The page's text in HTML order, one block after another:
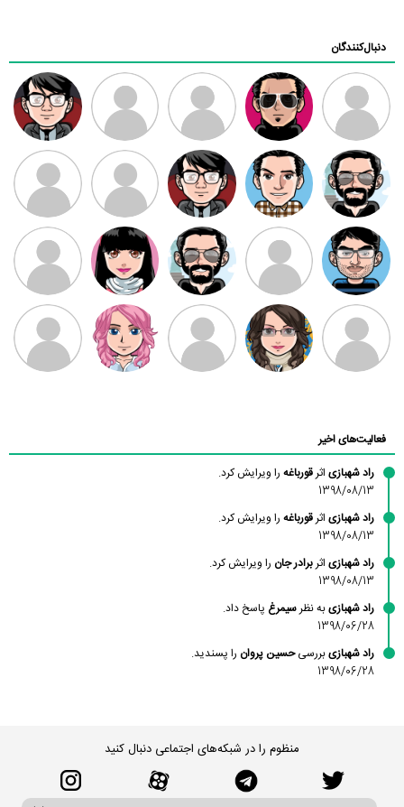
دنبال‌کنندگان
ممدرضا رضا کاظمی زهرا ~ ابتین
سید محمد
موسوی
مهدی فرهمند مهدی سلطانی داود رضیی
طرفدار میلی
بابی براون
کیوان کیانی
سامان راحمی امیردلتا امیروو ملیکا منتظری عارفه داستانپور
فعالیت‌های اخیر
راد شهبازی اثرقورباغه را ویرایش کرد.
1398/08/13
راد شهبازی اثرقورباغه را ویرایش کرد.
1398/08/13
راد شهبازی اثربرادر جان را ویرایش کرد.
1398/08/13
راد شهبازیبه نظرسیمرغ پاسخ داد.
1398/06/28
راد شهبازیبررسیحسین پروان را پسندید.
1398/06/28
منظوم را در شبکه‌های اجتماعی دنبال کنید